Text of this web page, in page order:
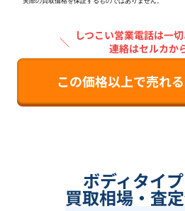
＼ しつこい営業電話は一切
連絡はセルカか
この価格以上で売れ
ボディタイ
買取相場・査